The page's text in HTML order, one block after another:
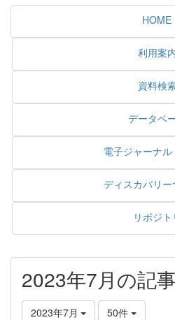
HOME
利用案
資料検
データベ
電子ジャーナル
ディスカバリー
リポジト
2023年7月の記
2023年7月 50件